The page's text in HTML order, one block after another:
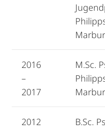
2016
–
2017
M.Sc.
2012
B.Sc.